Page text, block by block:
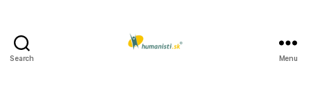
Search Menu